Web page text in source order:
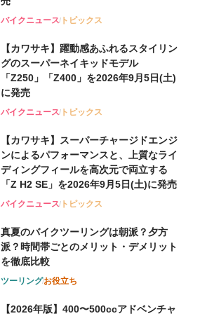
バイクニューストピックス
【カワサキ】躍動感あふれるスタイリン
グのスーパーネイキッドモデル
「Z250」「Z400」を2026年9月5日(土)
に発売
バイクニューストピックス
【カワサキ】スーパーチャージドエンジ
ンによるパフォーマンスと、上質なライ
ディングフィールを高次元で両立する
「Z H2 SE」を2026年9月5日(土)に発売
バイクニューストピックス
真夏のバイクツーリングは朝派？夕方
派？時間帯ごとのメリット・デメリット
を徹底比較
ツーリングお役立ち
【2026年版】400〜500ccアドベンチャ